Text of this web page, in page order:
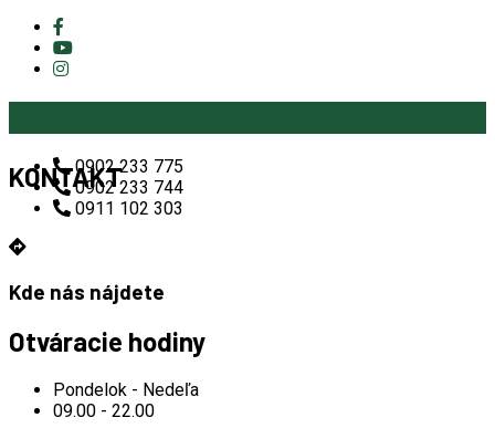
KONTAKT0902 233 775
0902 233 744
0911 102 303
Kde nás nájdete
Otváracie hodiny
Pondelok - Nedeľa
09.00 - 22.00